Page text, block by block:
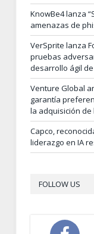
KnowBe4 lanza
amenazas de
VerSprite lanza
pruebas
desarrollo ágil
Venture Global
garantía
la adquisición de
Capco,
liderazgo en IA
FOLLOW US